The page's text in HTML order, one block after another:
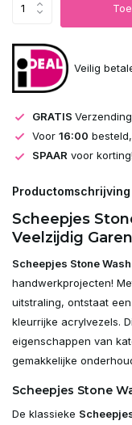
Veilig
GRATIS
Voor 16:00
SPAAR voor korting!
Productomschrijving
Scheepjes
Veelzijdig Garen
Scheepjes Stone
handwerkprojecten!
uitstraling, ontstaat
kleurrijke acrylvezels.
eigenschappen van
gemakkelijke
Scheepjes Stone
De klassieke